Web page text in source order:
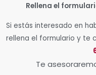
Rellena el
Si estás interesado en
rellena el formulario y te
Te